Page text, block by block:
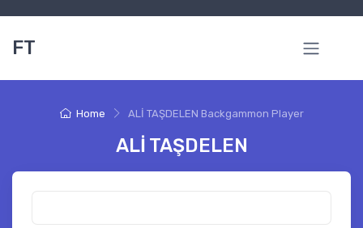
FT
Home ALİ TAŞDELEN Backgammon Player
ALİ TAŞDELEN